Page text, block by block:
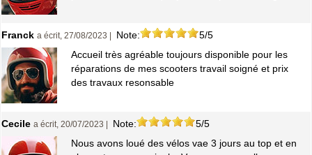
Franck a écrit, 27/08/2023 | Note:
5/5
Accueil très agréable toujours disponible pour les
réparations de mes scooters travail soigné et prix
des travaux resonsable
Cecile a écrit, 20/07/2023 | Note:
5/5
Nous avons loué des vélos vae 3 jours au top et en